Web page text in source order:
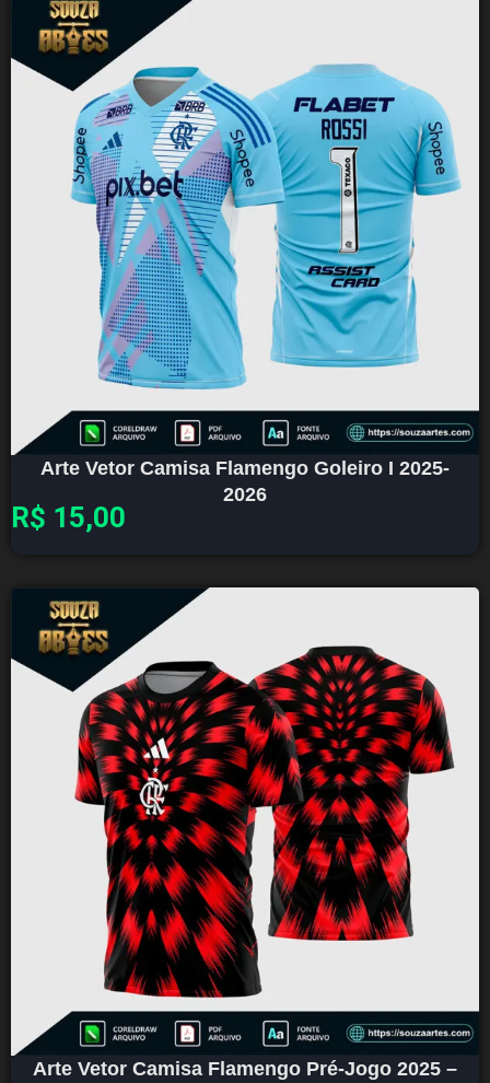
Arte Vetor Camisa Flamengo Goleiro I 2025-
2026
R$ 15,00
Arte Vetor Camisa Flamengo Pré-Jogo 2025 –